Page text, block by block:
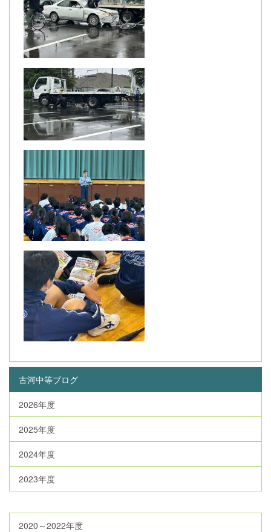
古河中等ブログ
2026年度
2025年度
2024年度
2023年度
2020～2022年度